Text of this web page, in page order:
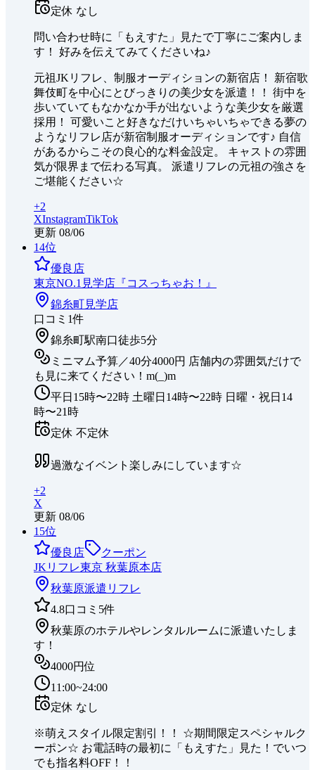
定休 なし
問い合わせ時に「もえすた」見たで丁寧にご案内しま
す！ 好みを伝えてみてくださいね♪
元祖JKリフレ、制服オーディションの新宿店！ 新宿歌
舞伎町を中心にとびっきりの美少女を派遣！！ 街中を
歩いていてもなかなか手が出ないような美少女を厳選
採用！ 可愛いこと好きなだけいちゃいちゃできる夢の
ようなリフレ店が新宿制服オーディションです♪ 自信
があるからこその良心的な料金設定。 キャストの雰囲
気が限界まで伝わる写真。 派遣リフレの元祖の強さを
ご堪能ください☆
+2
XInstagramTikTok
更新 08/06
14位
優良店
東京NO.1見学店『コスっちゃお！』
錦糸町見学店
口コミ 1件
錦糸町駅南口徒歩5分
ミニマム予算／40分4000円 店舗内の雰囲気だけで
も見に来てください！m(_)m
平日15時〜22時 土曜日14時〜22時 日曜・祝日14
時〜21時
定休 不定休
過激なイベント楽しみにしています☆
+2
X
更新 08/06
15位
優良店
クーポン
JKリフレ東京 秋葉原本店
秋葉原派遣リフレ
4.8口コミ 5件
秋葉原のホテルやレンタルルームに派遣いたしま
す！
4000円位
11:00~24:00
定休 なし
※萌えスタイル限定割引！！ ☆期間限定スペシャルク
ーポン☆ お電話時の最初に「もえすた」見た！でいつ
でも指名料OFF！！